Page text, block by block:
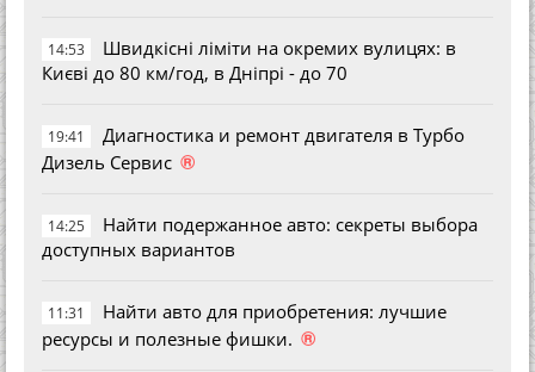
14:53
Швидкісні ліміти на окремих вулицях: в
Києві до 80 км/год, в Дніпрі - до 70
19:41
Диагностика и ремонт двигателя в Турбо
Дизель Сервис ®
14:25
Найти подержанное авто: секреты выбора
доступных вариантов
11:31
Найти авто для приобретения: лучшие
ресурсы и полезные фишки. ®